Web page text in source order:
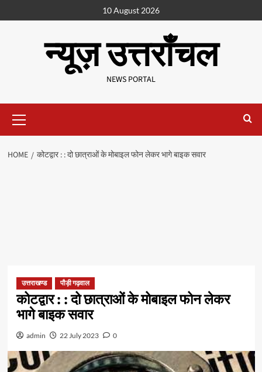
10 August 2026
न्यूज़ उत्तराँचल
NEWS PORTAL
HOME कोटद्वार : : दो छात्राओं के मोबाइल फोन लेकर भागे बाइक सवार
उत्तराखण्ड पौड़ी गढ़वाल
कोटद्वार : : दो छात्राओं के मोबाइल फोन लेकर
भागे बाइक सवार
admin 22 July 2023 0